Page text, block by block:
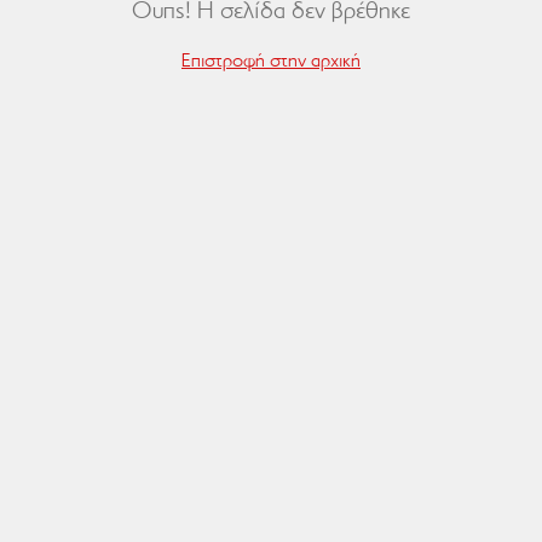
Ουπς! Η σελίδα δεν βρέθηκε
Επιστροφή στην αρχική